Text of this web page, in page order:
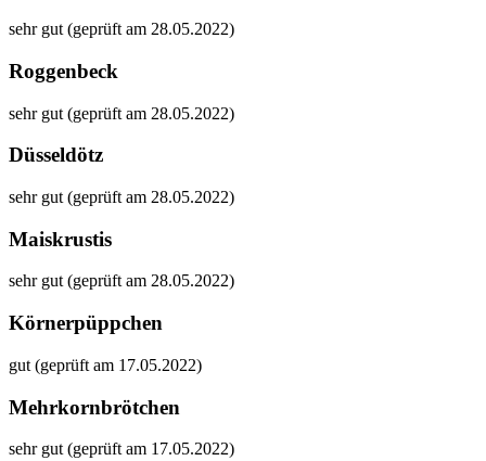
sehr gut (geprüft am 28.05.2022)
Roggenbeck
sehr gut (geprüft am 28.05.2022)
Düsseldötz
sehr gut (geprüft am 28.05.2022)
Maiskrustis
sehr gut (geprüft am 28.05.2022)
Körnerpüppchen
gut (geprüft am 17.05.2022)
Mehrkornbrötchen
sehr gut (geprüft am 17.05.2022)